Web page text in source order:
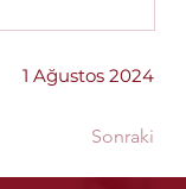
1 Ağustos 2024
Sonraki